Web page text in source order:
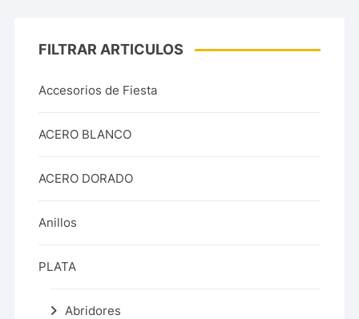
FILTRAR ARTICULOS
Accesorios de Fiesta
ACERO BLANCO
ACERO DORADO
Anillos
PLATA
Abridores